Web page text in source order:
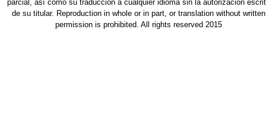
parcial, así como su traducción a cualquier idioma sin la autorización
de su titular. Reproduction in whole or in part, or translation without written
permission is prohibited. All rights reserved 2015